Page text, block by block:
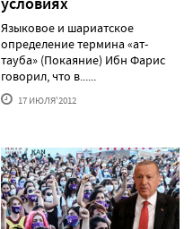
Языковое и шариатское
определение термина «ат-
тауба» (Покаяние) Ибн Фарис
говорил, что в......
17 ИЮЛЯ'2012